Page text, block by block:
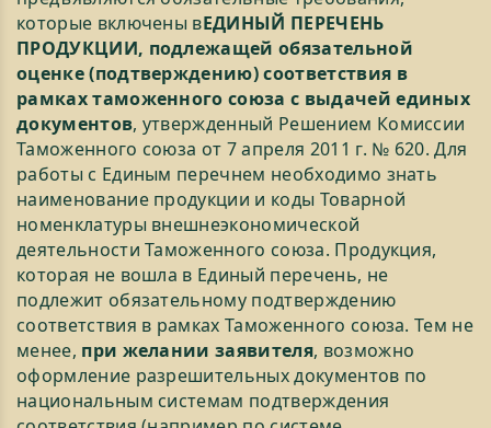
которые включены вЕДИНЫЙ ПЕРЕЧЕНЬ
ПРОДУКЦИИ, подлежащей обязательной
оценке (подтверждению) соответствия в
рамках таможенного союза с выдачей единых
документов, утвержденный Решением Комиссии
Таможенного союза от 7 апреля 2011 г. № 620. Для
работы с Единым перечнем необходимо знать
наименование продукции и коды Товарной
номенклатуры внешнеэкономической
деятельности Таможенного союза. Продукция,
которая не вошла в Единый перечень, не
подлежит обязательному подтверждению
соответствия в рамках Таможенного союза. Тем не
менее, при желании заявителя, возможно
оформление разрешительных документов по
национальным системам подтверждения